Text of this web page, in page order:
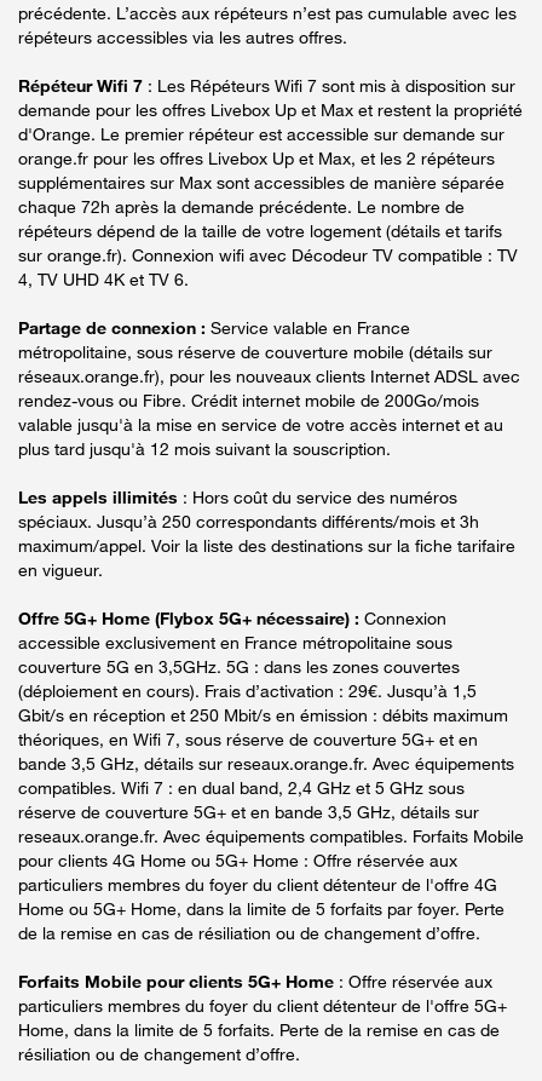
précédente. L’accès aux répéteurs n’est pas cumulable avec les
répéteurs accessibles via les autres offres.
Répéteur Wifi 7 : Les Répéteurs Wifi 7 sont mis à disposition sur
demande pour les offres Livebox Up et Max et restent la propriété
d'Orange. Le premier répéteur est accessible sur demande sur
orange.fr pour les offres Livebox Up et Max, et les 2 répéteurs
supplémentaires sur Max sont accessibles de manière séparée
chaque 72h après la demande précédente. Le nombre de
répéteurs dépend de la taille de votre logement (détails et tarifs
sur orange.fr). Connexion wifi avec Décodeur TV compatible : TV
4, TV UHD 4K et TV 6.
Partage de connexion : Service valable en France
métropolitaine, sous réserve de couverture mobile (détails sur
réseaux.orange.fr), pour les nouveaux clients Internet ADSL avec
rendez-vous ou Fibre. Crédit internet mobile de 200Go/mois
valable jusqu'à la mise en service de votre accès internet et au
plus tard jusqu'à 12 mois suivant la souscription.
Les appels illimités : Hors coût du service des numéros
spéciaux. Jusqu’à 250 correspondants différents/mois et 3h
maximum/appel. Voir la liste des destinations sur la fiche tarifaire
en vigueur.
Offre 5G+ Home (Flybox 5G+ nécessaire) : Connexion
accessible exclusivement en France métropolitaine sous
couverture 5G en 3,5GHz. 5G : dans les zones couvertes
(déploiement en cours). Frais d’activation : 29€. Jusqu’à 1,5
Gbit/s en réception et 250 Mbit/s en émission : débits maximum
théoriques, en Wifi 7, sous réserve de couverture 5G+ et en
bande 3,5 GHz, détails sur reseaux.orange.fr. Avec équipements
compatibles. Wifi 7 : en dual band, 2,4 GHz et 5 GHz sous
réserve de couverture 5G+ et en bande 3,5 GHz, détails sur
reseaux.orange.fr. Avec équipements compatibles. Forfaits Mobile
pour clients 4G Home ou 5G+ Home : Offre réservée aux
particuliers membres du foyer du client détenteur de l'offre 4G
Home ou 5G+ Home, dans la limite de 5 forfaits par foyer. Perte
de la remise en cas de résiliation ou de changement d’offre.
Forfaits Mobile pour clients 5G+ Home : Offre réservée aux
particuliers membres du foyer du client détenteur de l'offre 5G+
Home, dans la limite de 5 forfaits. Perte de la remise en cas de
résiliation ou de changement d’offre.